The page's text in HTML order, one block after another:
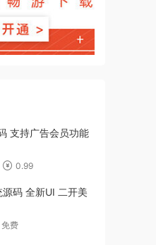
支持广告会员功能
0.99
码 全新UI 二开美
免费